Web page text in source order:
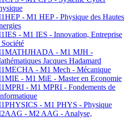
- M1 HEP - Physique des Hautes
- M1 IES - Innovation, Entreprise
Société
- M1 MJH -
Jacques Hadamard
- M1 Mech - Mécanique
- M1 MiE - Master en Economie
- M1 MPRI - Fondements de
- M1 PHYS - Physique
- M2 AAG - Analyse,